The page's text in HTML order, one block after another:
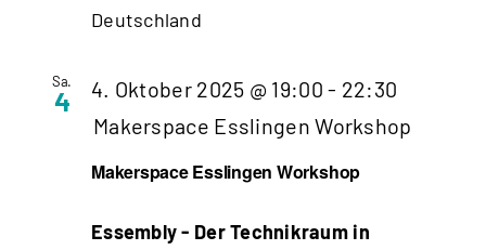
Deutschland
Sa.
4
Makerspace Esslingen Workshop
4. Oktober 2025 @ 19:00 - 22:30
Makerspace Esslingen Workshop
Essembly - Der Technikraum in